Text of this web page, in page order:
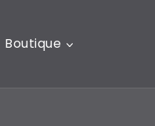
Boutique